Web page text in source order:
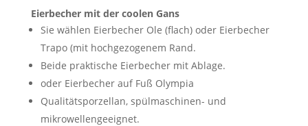
Eierbecher mit der coolen Gans
Sie wählen Eierbecher Ole (flach) oder Eierbecher
Trapo (mit hochgezogenem Rand.
Beide praktische Eierbecher mit Ablage.
oder Eierbecher auf Fuß Olympia
Qualitätsporzellan, spülmaschinen- und
mikrowellengeeignet.